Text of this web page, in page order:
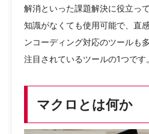
解消といった課題解決に役立っ
知識がなくても使用可能で、直
ンコーディング対応のツールも
注目されているツールの1つです。
マクロとは何か